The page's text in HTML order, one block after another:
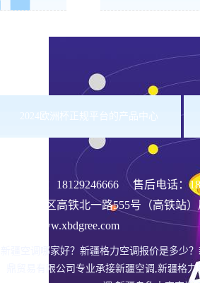
2024欧洲杯正规平台的产品中心
18129246666 售后电话：
沙依巴克区高铁北一路555号（高铁站
网址：www.xbdgree.com
新疆空调哪家好？新疆格力空调报价是多少
鼎贸易有限公司专业承接新疆空调,新疆格